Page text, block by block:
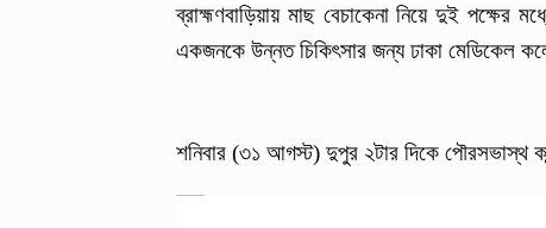
ব্রাহ্মণবাড়িয়ায় মাছ বেচাকেনা নিয়ে দুই
একজনকে উন্নত চিকিৎসার জন্য ঢাকা মেডিকেল
শনিবার (৩১ আগস্ট) দুপুর ২টার দিকে পৌরসভাস্থ